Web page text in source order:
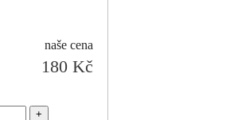
naše cena
180 Kč
+